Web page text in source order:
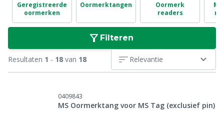
Geregistreerde
oormerken
Oormerktangen
Oormerk
readers
Filteren
Resultaten 1 - 18 van 18 Relevantie
0409843
MS Oormerktang voor MS Tag (exclusief pin)